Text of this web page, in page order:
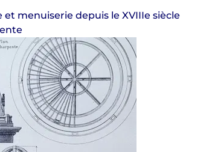
menuiserie depuis le XVIIIe siècle